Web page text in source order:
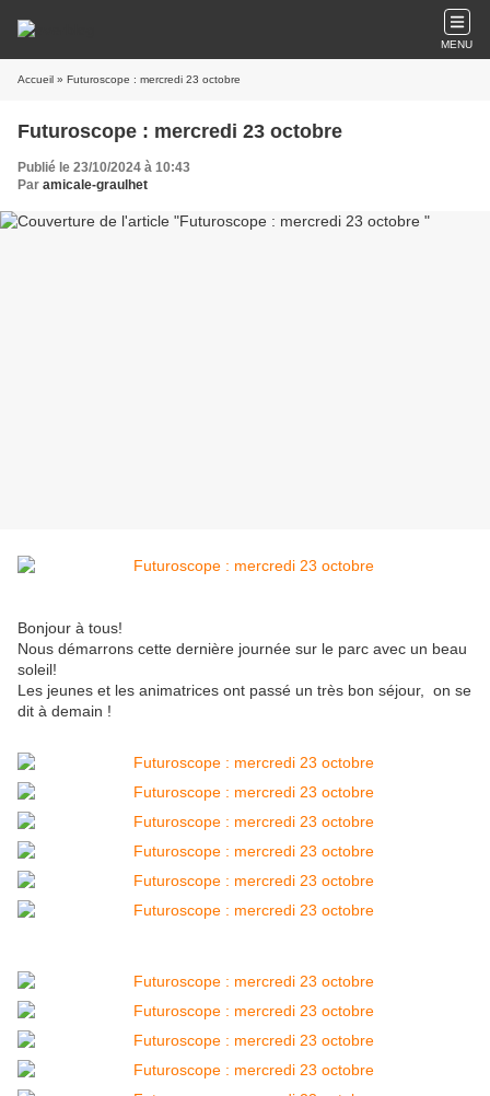
MENU
Accueil » Futuroscope : mercredi 23 octobre
Futuroscope : mercredi 23 octobre
Publié le 23/10/2024 à 10:43
Par amicale-graulhet
Bonjour à tous!
Nous démarrons cette dernière journée sur le parc avec un beau
soleil!
Les jeunes et les animatrices ont passé un très bon séjour, on se
dit à demain !